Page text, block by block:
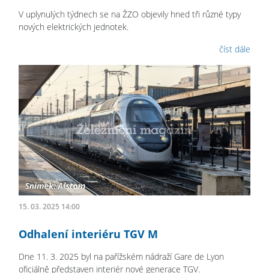
V uplynulých týdnech se na ŽZO objevily hned tři různé typy
nových elektrických jednotek.
číst dále
15. 03. 2025 14:00
Odhalení interiéru TGV M
Dne 11. 3. 2025 byl na pařížském nádraží Gare de Lyon
oficiálně představen interiér nové generace TGV.